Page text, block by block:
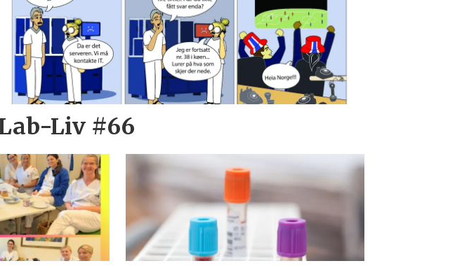
Liv #66